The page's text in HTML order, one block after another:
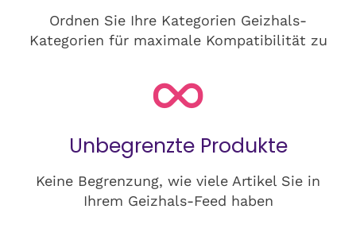
Ordnen Sie Ihre Kategorien Geizhals-
Kategorien für maximale Kompatibilität zu
Unbegrenzte Produkte
Keine Begrenzung, wie viele Artikel Sie in
Ihrem Geizhals-Feed haben